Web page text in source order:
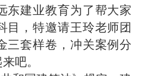
东建业教育为了帮大家
目，特邀请王玲老师团
三套样卷，冲关案例分
吧。